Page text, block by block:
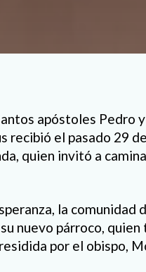
apóstoles Pedro
recibió el pasado 29
quien invitó a
la comunidad
nuevo párroco,
por el obispo,